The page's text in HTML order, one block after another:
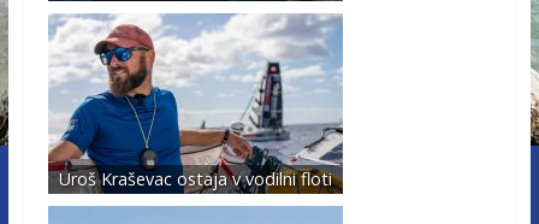
Uroš Kraševac ostaja v vodilni floti